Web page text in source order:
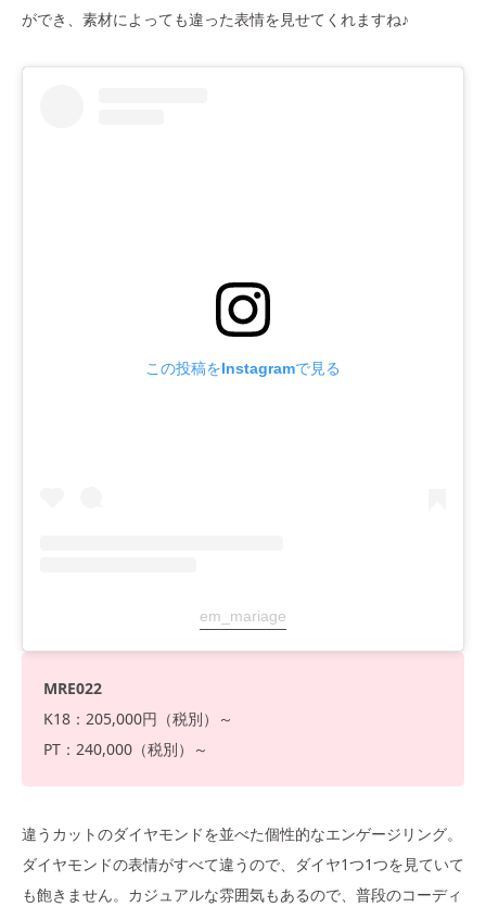
ができ、素材によっても違った表情を見せてくれますね♪
この投稿をInstagramで見る
em_mariage
MRE022
K18：205,000円（税別）～
PT：240,000（税別）～
違うカットのダイヤモンドを並べた個性的なエンゲージリング。
ダイヤモンドの表情がすべて違うので、ダイヤ1つ1つを見ていて
も飽きません。カジュアルな雰囲気もあるので、普段のコーディ